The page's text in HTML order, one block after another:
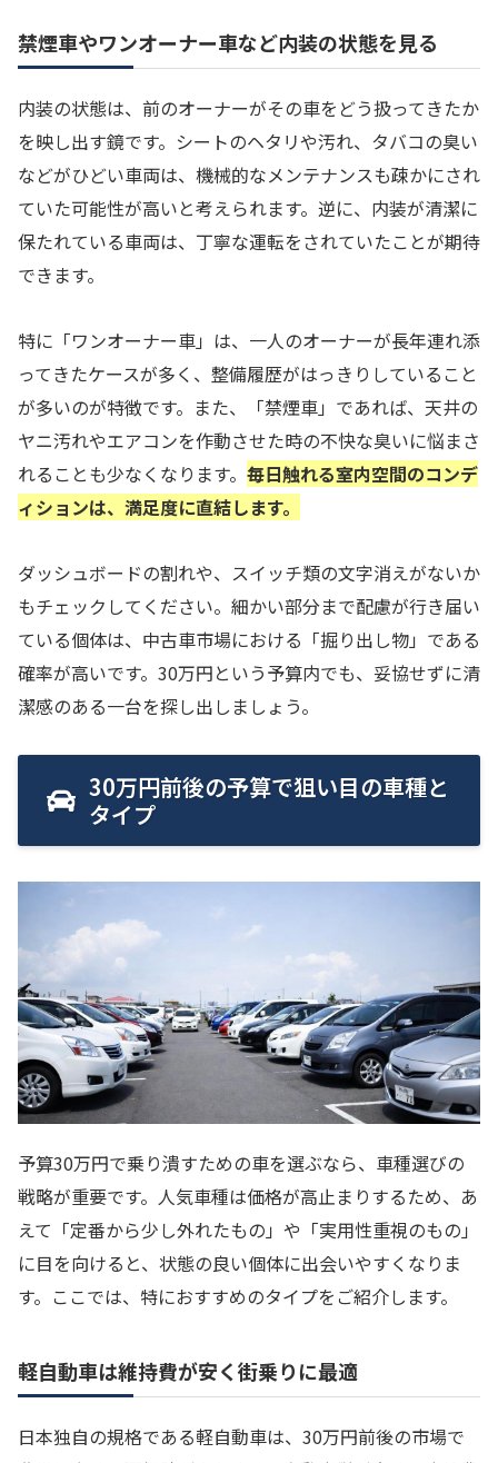
禁煙車やワンオーナー車など内装の状態を見る
内装の状態は、前のオーナーがその車をどう扱ってきたか
を映し出す鏡です。シートのヘタリや汚れ、タバコの臭い
などがひどい車両は、機械的なメンテナンスも疎かにされ
ていた可能性が高いと考えられます。逆に、内装が清潔に
保たれている車両は、丁寧な運転をされていたことが期待
できます。
特に「ワンオーナー車」は、一人のオーナーが長年連れ添
ってきたケースが多く、整備履歴がはっきりしていること
が多いのが特徴です。また、「禁煙車」であれば、天井の
ヤニ汚れやエアコンを作動させた時の不快な臭いに悩まさ
れることも少なくなります。 毎日触れる室内空間のコンデ
ィションは、満足度に直結します。
ダッシュボードの割れや、スイッチ類の文字消えがないか
もチェックしてください。細かい部分まで配慮が行き届い
ている個体は、中古車市場における「掘り出し物」である
確率が高いです。30万円という予算内でも、妥協せずに清
潔感のある一台を探し出しましょう。
30万円前後の予算で狙い目の車種と
タイプ
予算30万円で乗り潰すための車を選ぶなら、車種選びの
戦略が重要です。人気車種は価格が高止まりするため、あ
えて「定番から少し外れたもの」や「実用性重視のもの」
に目を向けると、状態の良い個体に出会いやすくなりま
す。ここでは、特におすすめのタイプをご紹介します。
軽自動車は維持費が安く街乗りに最適
日本独自の規格である軽自動車は、30万円前後の市場で